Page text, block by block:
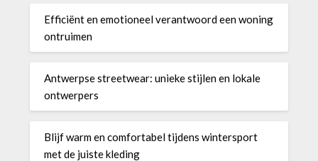
Efficiënt en emotioneel verantwoord een woning
ontruimen
Antwerpse streetwear: unieke stijlen en lokale
ontwerpers
Blijf warm en comfortabel tijdens wintersport
met de juiste kleding